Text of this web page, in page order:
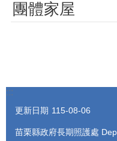
團體家屋
:::
更新日期 115-08-06
苗栗縣政府長期照護處